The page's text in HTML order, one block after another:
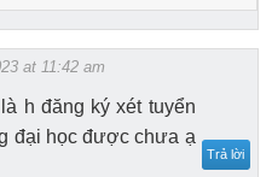
at 11:42 am
h đăng ký xét tuyển
đại học được chưa ạ
Trả lời